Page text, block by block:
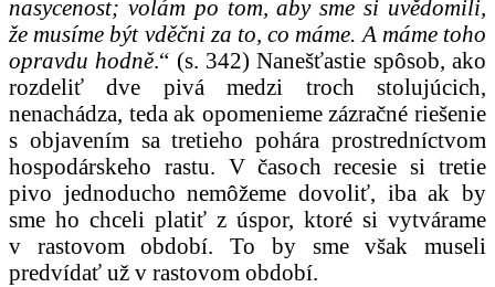
nasycenost; volám po tom, aby sme si uvědomili,
že musíme být vděčni za to, co máme. A máme toho
opravdu hodně.“ (s. 342) Nanešťastie spôsob, ako
rozdeliť dve pivá medzi troch stolujúcich,
nenachádza, teda ak opomenieme zázračné riešenie
s objavením sa tretieho pohára prostredníctvom
hospodárskeho rastu. V časoch recesie si tretie
pivo jednoducho nemôžeme dovoliť, iba ak by
sme ho chceli platiť z úspor, ktoré si vytvárame
v rastovom období. To by sme však museli
predvídať už v rastovom období.